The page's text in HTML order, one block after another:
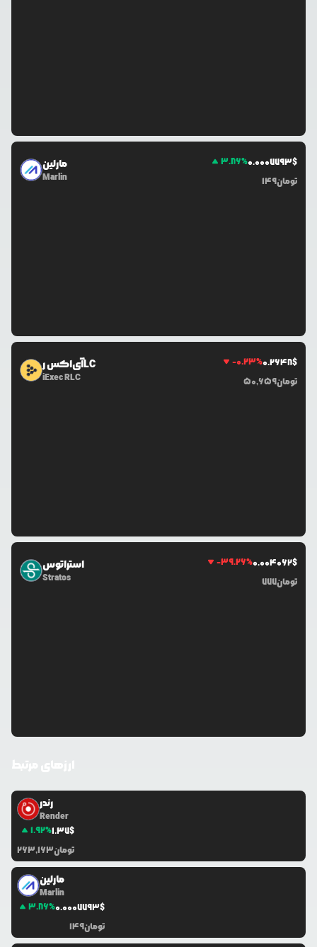
مارلین
Marlin
3.86%0.0007793$
149تومان
آی‌اکس رLC
iExec RLC
-0.23%0.2648$
50,659تومان
استراتوس
Stratos
-39.26%0.004062$
777تومان
رندر
Render
1.92%1.37$
263,163تومان
مارلین
Marlin
3.86%0.0007793$
149تومان